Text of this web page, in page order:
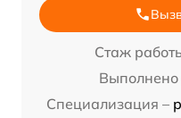
Стаж
Выполнено
Специализация –